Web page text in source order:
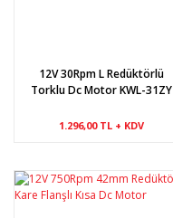
12V 30Rpm L Redüktörlü
Torklu Dc Motor KWL-31ZY
1.296,00 TL + KDV